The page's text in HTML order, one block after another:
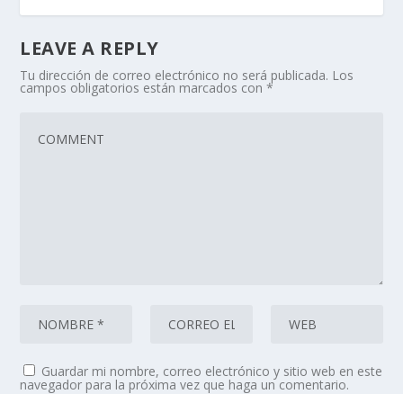
LEAVE A REPLY
Tu dirección de correo electrónico no será publicada. Los
campos obligatorios están marcados con*
Guardar mi nombre, correo electrónico y sitio web en este
navegador para la próxima vez que haga un comentario.